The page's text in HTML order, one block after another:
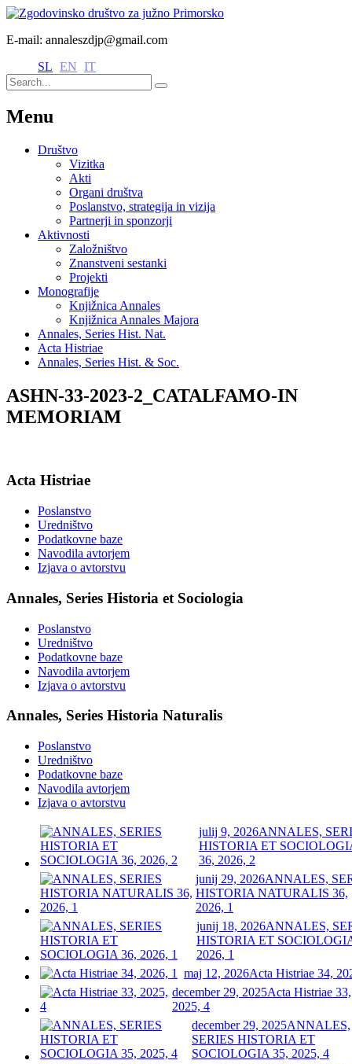
E-mail: annaleszdjp@gmail.com
SL EN IT
Menu
Društvo
Vizitka
Akti
Organi društva
Poslanstvo, strategija in vizija
Partnerji in sponzorji
Aktivnosti
Založništvo
Znanstveni sestanki
Projekti
Monografije
Knjižnica Annales
Knjižnica Annales Majora
Annales, Series Hist. Nat.
Acta Histriae
Annales, Series Hist. & Soc.
ASHN-33-2023-2_CATALFAMO-IN
MEMORIAM
Acta Histriae
Poslanstvo
Uredništvo
Podatkovne baze
Navodila avtorjem
Izjava o avtorstvu
Annales, Series Historia et Sociologia
Poslanstvo
Uredništvo
Podatkovne baze
Navodila avtorjem
Izjava o avtorstvu
Annales, Series Historia Naturalis
Poslanstvo
Uredništvo
Podatkovne baze
Navodila avtorjem
Izjava o avtorstvu
julij 9, 2026ANNALES,
HISTORIA ET
36, 2026, 2
junij 29, 2026ANNALES,
HISTORIA NATURALIS 36,
2026, 1
junij 18, 2026ANNALES,
HISTORIA ET
2026, 1
maj 12, 2026Acta Histriae 34,
december 29, 2025Acta Histriae 33,
2025, 4
december 29, 2025ANNALES,
SERIES HISTORIA ET
SOCIOLOGIA 35, 2025, 4